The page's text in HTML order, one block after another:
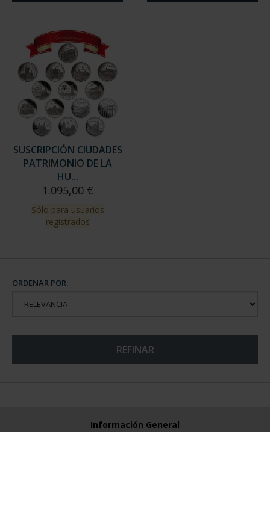
SUSCRIPCIÓN CIUDADES
PATRIMONIO DE LA
HU...
1.095,00 €
Sólo para usuarios
registrados
ORDENAR POR:
REFINAR
Información General